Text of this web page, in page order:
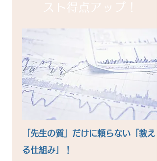
スト得点アップ！
「先生の質」だけに頼らない「教え
る仕組み」！